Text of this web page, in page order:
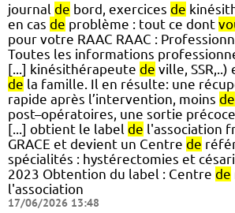
journal de bord, exercices de
en cas de problème : tout ce dont
pour votre RAAC RAAC :
Toutes les informations
[...] kinésithérapeute de ville,
de la famille. Il en résulte: une
rapide après l’intervention, moins de
post–opératoires, une sortie précoce
[...] obtient le label de l'association
GRACE et devient un Centre de
spécialités : hystérectomies et
2023 Obtention du label : Centre de
l'association
17/06/2026 13:48